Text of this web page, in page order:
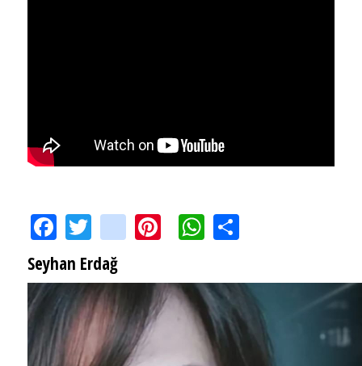
FacebookTwitterinstagramPinterestWhatsApp
Seyhan Erdağ
SEYHAN ERDAĞ YAZDI: Peki Mehmet Ali Erbil bu evliliği neden yaptı?